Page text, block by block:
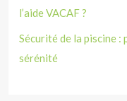
l’aide VACAF ?
Sécurité de la piscine
sérénité